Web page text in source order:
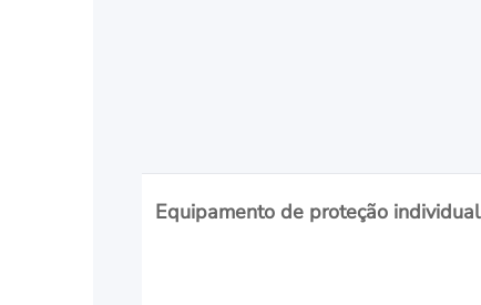
Equipamento de proteção individual